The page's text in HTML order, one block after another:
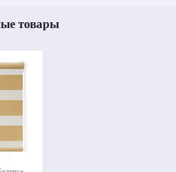
товары